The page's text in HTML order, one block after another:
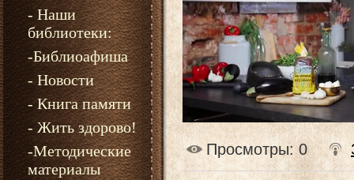
- Наши
библиотеки:
-Библиоафиша
- Новости
- Книга памяти
- Жить здорово!
-Методические
материалы
Просмотры: 0